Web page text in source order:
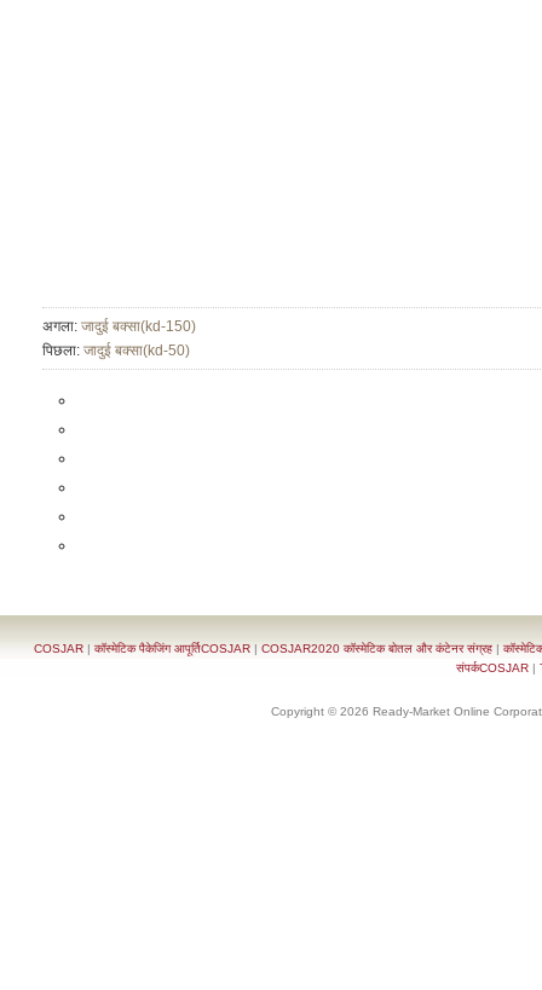
अगला: जादुई बक्सा(kd-150)
पिछला: जादुई बक्सा(kd-50)
COSJAR |कॉस्मेटिक पैकेजिंग आपूर्तिCOSJAR | COSJAR2020 कॉस्मेटिक बोतल और कंटेनर संग्रह |
संपर्कCOSJAR |
Copyright © 2026 Ready-Market Online